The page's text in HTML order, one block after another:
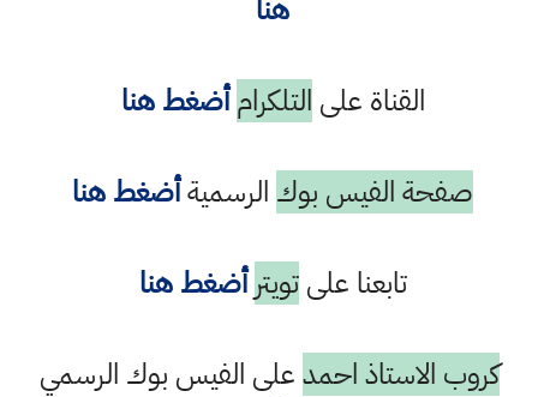
هنا
القناة على التلكرام أضغط هنا
صفحة الفيس بوك الرسميةأضغط هنا
تابعنا علىتويتر أضغط هنا
كروب الاستاذ احمدعلى الفيس بوك الرسمي